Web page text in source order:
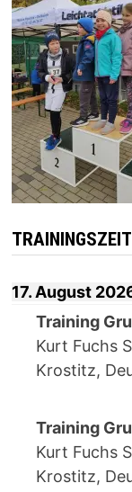
17. August
Training
Kurt Fuchs
Krostitz,
Training
Kurt Fuchs
Krostitz,